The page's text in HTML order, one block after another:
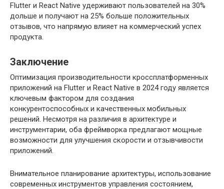
Flutter и React Native удерживают пользователей на 30%
дольше и получают на 25% больше положительных
отзывов, что напрямую влияет на коммерческий успех
продукта.
Заключение
Оптимизация производительности кроссплатформенных
приложений на Flutter и React Native в 2024 году является
ключевым фактором для создания
конкурентоспособных и качественных мобильных
решений. Несмотря на различия в архитектуре и
инструментарии, оба фреймворка предлагают мощные
возможности для улучшения скорости и отзывчивости
приложений.
Внимательное планирование архитектуры, использование
современных инструментов управления состоянием,